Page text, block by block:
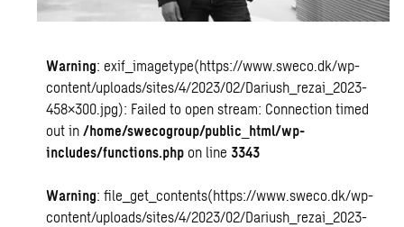
Warning: exif_imagetype(https://www.sweco.dk/wp-
content/uploads/sites/4/2023/02/Dariush_rezai_2023-
458×300.jpg): Failed to open stream: Connection timed
out in/home/swecogroup/public_html/wp-
includes/functions.php on line 3343
Warning: file_get_contents(https://www.sweco.dk/wp-
content/uploads/sites/4/2023/02/Dariush_rezai_2023-